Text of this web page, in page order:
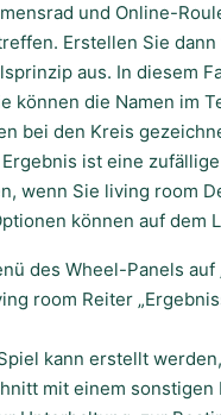
und Online-
Erstellen Sie
aus. In diesem
können die Namen im
bei den Kreis
ist eine
wenn Sie living room
können auf dem
des Wheel-Panels
room Reiter
kann erstellt
mit einem